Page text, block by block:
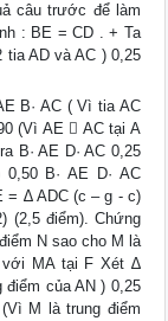
câu trước để làm
: BE = CD . + Ta
tia AD và AC ) 0,25
B· AC ( Vì tia AC
(Vì AE  AC tại A
B· AE D· AC 0,25
B· AE D· AC
= ∆ ADC (c – g - c)
(2,5 điểm). Chứng
N sao cho M là
với MA tại F Xét ∆
của AN ) 0,25
M là trung điểm